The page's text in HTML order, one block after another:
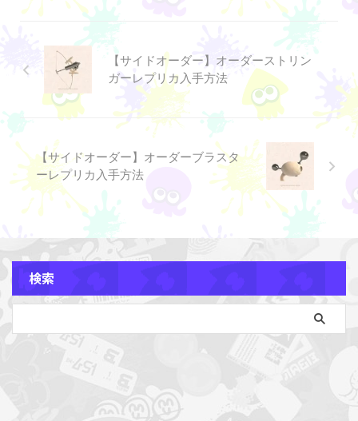
ルだ。 サブウェポンの「ポイズ
を使って相手の行動を制限し、
スペシャルウェポンの「ウルト
ラチャクチ」を叩きこもう。
pic.twitter.com/7UuUUkia9s
— Splatoon（スプラトゥー
ン） (@SplatoonJP) May 21 ...
チェンジしたモデルだ。 サブウ
ラシ」で相手の足元をとり、メ
インウェポンで素早く追撃しよ
pic.twitter.com/1tpOjusYHa —
Splatoon（スプラトゥーン）
(@SplatoonJP) May ...
【サイドオーダー】オーダーストリン
ガーレプリカ入手方法
【サイドオーダー】オーダーブラスタ
ーレプリカ入手方法
検索